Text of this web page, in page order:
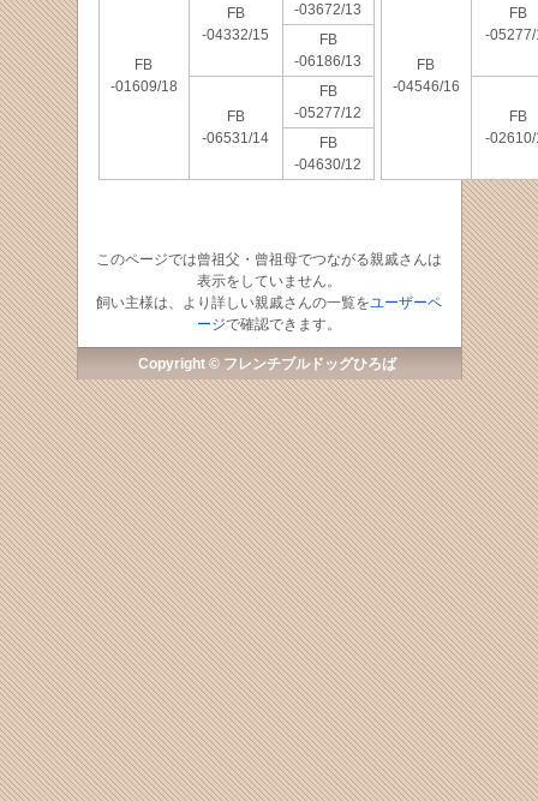
FB
-01609/18
FB
-04332/15
-03672/13
FB
-06186/13
FB
-06531/14
FB
-05277/12
FB
-04630/12
FB
-04546/16
FB
-05277/
FB
-02610/
このページでは曾祖父・曾祖母でつながる親戚さんは
表示をしていません。
飼い主様は、より詳しい親戚さんの一覧をユーザーペ
ージで確認できます。
Copyright © フレンチブルドッグひろば